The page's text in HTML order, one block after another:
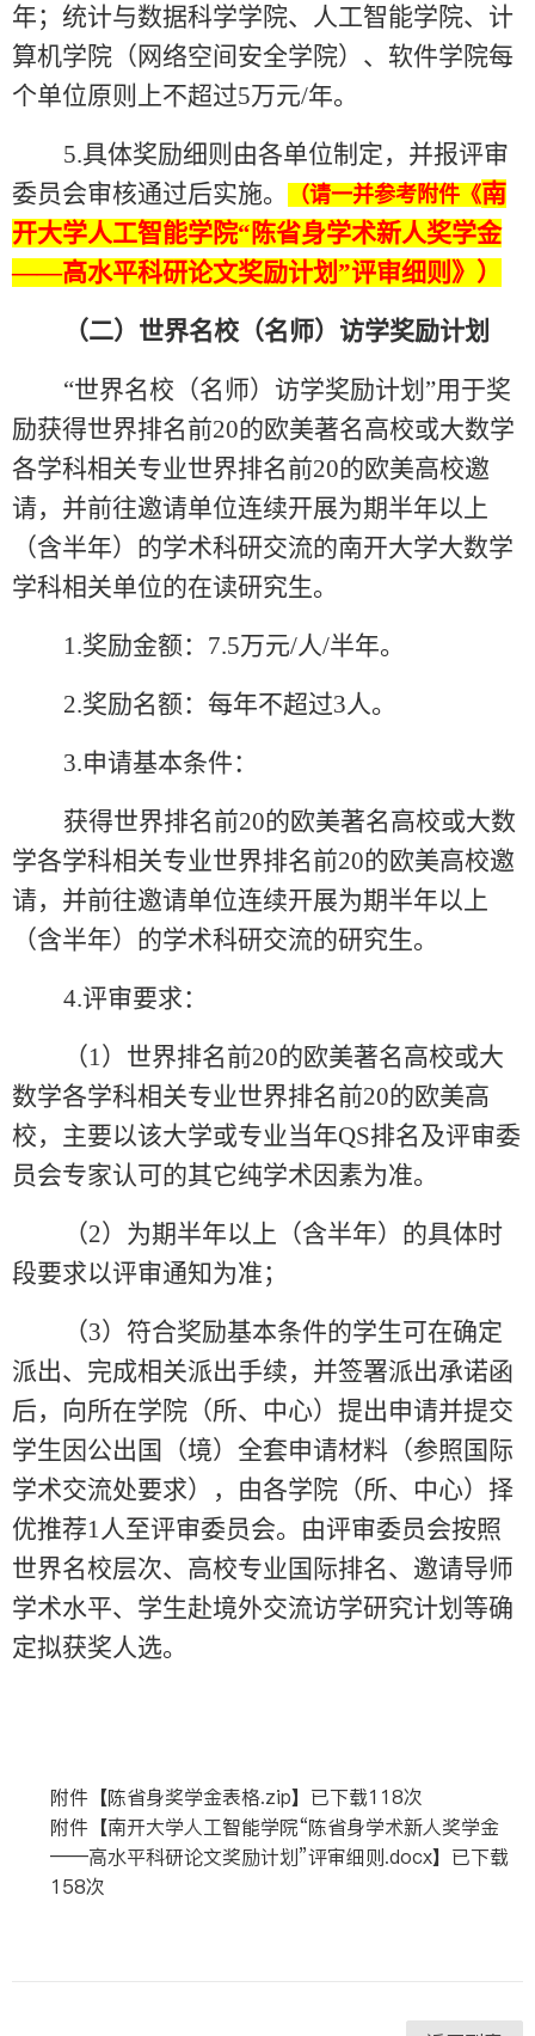
年；统计与数据科学学院、人工智能学院、计
算机学院（网络空间安全学院）、软件学院每
个单位原则上不超过5万元/年。
5.具体奖励细则由各单位制定，并报评审
委员会审核通过后实施。
（请一并参考附件《南
开大学人工智能学院“陈省身学术新人奖学金
——高水平科研论文奖励计划”评审细则》）
（二）世界名校（名师）访学奖励计划
“世界名校（名师）访学奖励计划”用于奖
励获得世界排名前20的欧美著名高校或大数学
各学科相关专业世界排名前20的欧美高校邀
请，并前往邀请单位连续开展为期半年以上
（含半年）的学术科研交流的南开大学大数学
学科相关单位的在读研究生。
1.奖励金额： 7.5万元/人/半年。
2.奖励名额：每年不超过3人。
3.申请基本条件：
获得世界排名前20的欧美著名高校或大数
学各学科相关专业世界排名前20的欧美高校邀
请，并前往邀请单位连续开展为期半年以上
（含半年）的学术科研交流的研究生。
4.评审要求：
（1）世界排名前20的欧美著名高校或大
数学各学科相关专业世界排名前20的欧美高
校，主要以该大学或专业当年QS排名及评审委
员会专家认可的其它纯学术因素为准。
（2）为期半年以上（含半年）的具体时
段要求以评审通知为准；
（3）符合奖励基本条件的学生可在确定
派出、完成相关派出手续，并签署派出承诺函
后，向所在学院（所、中心）提出申请并提交
学生因公出国（境）全套申请材料（参照国际
学术交流处要求），由各学院（所、中心）择
优推荐1人至评审委员会。由评审委员会按照
世界名校层次、高校专业国际排名、邀请导师
学术水平、学生赴境外交流访学研究计划等确
定拟获奖人选。
附件【陈省身奖学金表格.zip】已下载118次
附件【南开大学人工智能学院“陈省身学术新人奖学金
——高水平科研论文奖励计划”评审细则.docx】已下载
158次